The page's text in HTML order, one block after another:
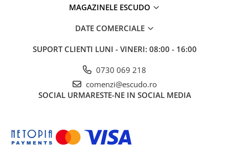
MAGAZINELE ESCUDO
DATE COMERCIALE
SUPORT CLIENTI LUNI - VINERI: 08:00 - 16:00
0730 069 218
comenzi@escudo.ro
SOCIAL URMARESTE-NE IN SOCIAL MEDIA